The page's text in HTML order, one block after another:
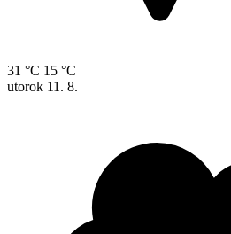
31 °C 15 °C
utorok 11. 8.